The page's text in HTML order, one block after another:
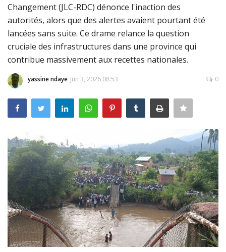
Partenaires
Connexion
Register
Français
Changement (JLC-RDC) dénonce l'inaction des
autorités, alors que des alertes avaient pourtant été
lancées sans suite. Ce drame relance la question
cruciale des infrastructures dans une province qui
contribue massivement aux recettes nationales.
yassine ndaye Jun 3, 2026 08:53 0